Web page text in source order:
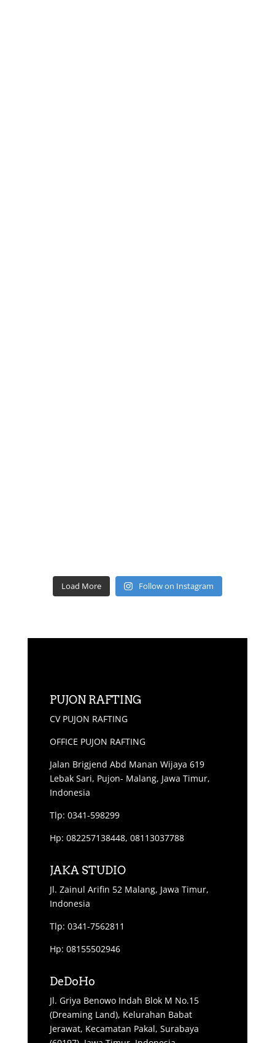
Load More Follow on Instagram
PUJON RAFTING
CV PUJON RAFTING
OFFICE PUJON RAFTING
Jalan Brigjend Abd Manan Wijaya 619
Lebak Sari, Pujon- Malang, Jawa Timur,
Indonesia
Tlp: 0341-598299
Hp: 082257138448, 08113037788
JAKA STUDIO
Jl. Zainul Arifin 52 Malang, Jawa Timur,
Indonesia
Tlp: 0341-7562811
Hp: 08155502946
DeDoHo
Jl. Griya Benowo Indah Blok M No.15
(Dreaming Land), Kelurahan Babat
Jerawat, Kecamatan Pakal, Surabaya